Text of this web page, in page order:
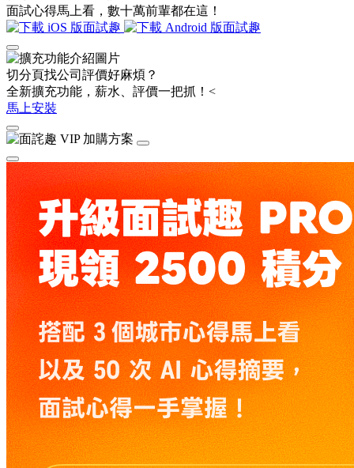
面試心得馬上看，數十萬前輩都在這！
切分頁找公司評價好麻煩？
全新擴充功能，薪水、評價一把抓！<
馬上安裝